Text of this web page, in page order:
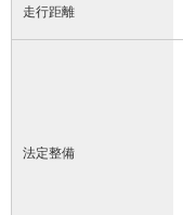
走行距離
法定整備